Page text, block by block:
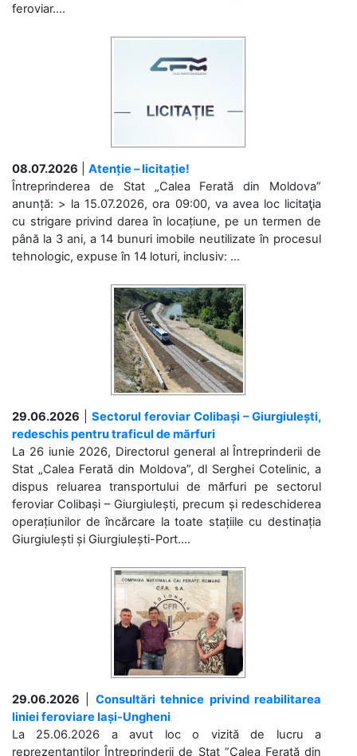
feroviar....
08.07.2026
Atenție – licitație!
Întreprinderea de Stat „Calea Ferată din Moldova”
anunță: > la 15.07.2026, ora 09:00, va avea loc licitaţia
cu strigare privind darea în locațiune, pe un termen de
până la 3 ani, a 14 bunuri imobile neutilizate în procesul
tehnologic, expuse în 14 loturi, inclusiv: ...
29.06.2026
Sectorul feroviar Colibași – Giurgiulești,
redeschis pentru traficul de mărfuri
La 26 iunie 2026, Directorul general al Întreprinderii de
Stat „Calea Ferată din Moldova”, dl Serghei Cotelinic, a
dispus reluarea transportului de mărfuri pe sectorul
feroviar Colibași – Giurgiulești, precum și redeschiderea
operațiunilor de încărcare la toate stațiile cu destinația
Giurgiulești și Giurgiulești-Port....
29.06.2026
Consultări tehnice privind reabilitarea
liniei feroviare Iași-Ungheni
La 25.06.2026 a avut loc o vizită de lucru a
reprezentanților Întreprinderii de Stat ”Calea Ferată din